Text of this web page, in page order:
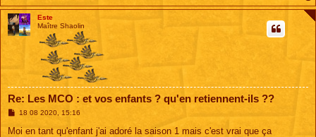
Este
Maître Shaolin
Re: Les MCO : et vos enfants ? qu'en retiennent-ils ??
M
s
18 08 2020, 15:16
Moi en tant qu'enfant j'ai adoré la saison 1 mais c'est vrai que ça